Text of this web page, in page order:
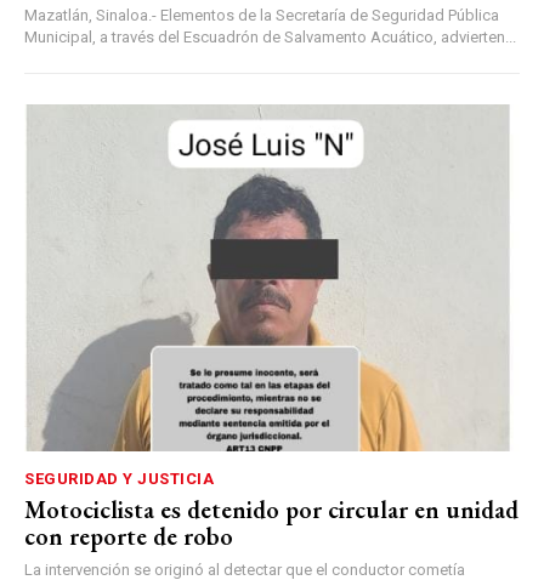
Mazatlán, Sinaloa.- Elementos de la Secretaría de Seguridad Pública
Municipal, a través del Escuadrón de Salvamento Acuático, advierten...
SEGURIDAD Y JUSTICIA
Motociclista es detenido por circular en unidad
con reporte de robo
La intervención se originó al detectar que el conductor cometía